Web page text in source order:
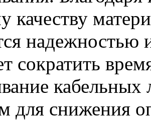
качеству
надежностью
сократить
для снижения